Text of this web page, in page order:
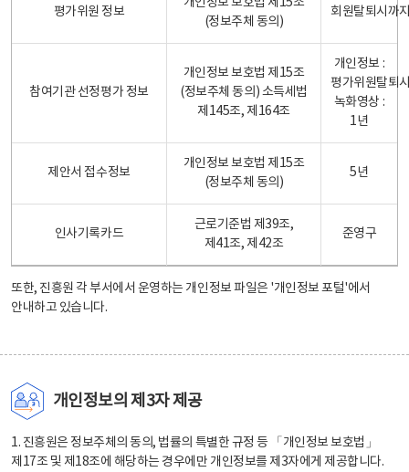
평가위원 정보
(정보주체 동의)
회원탈퇴시까
참여기관 선정평가 정보
개인정보 보호법 제15조
(정보주체 동의) 소득세법
제145조, 제164조
개인정보 :
평가위원탈퇴
녹화영상 :
1년
제안서 접수정보
개인정보 보호법 제15조
(정보주체 동의)
5년
인사기록카드
근로기준법 제39조,
제41조, 제42조
준영구
또한, 진흥원 각 부서에서 운영하는 개인정보 파일은 '개인정보 포털'에서
안내하고 있습니다.
개인정보의 제3자 제공
1. 진흥원은 정보주체의 동의, 법률의 특별한 규정 등 「개인정보 보호법」
제17조 및 제18조에 해당하는 경우에만 개인정보를 제3자에게 제공합니다.